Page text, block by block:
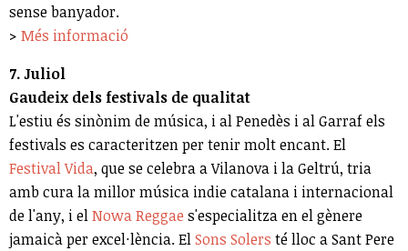
sense banyador.
> Més informació
7. Juliol
Gaudeix dels festivals de qualitat
L'estiu és sinònim de música, i al Penedès i al Garraf els
festivals es caracteritzen per tenir molt encant. El
Festival Vida, que se celebra a Vilanova i la Geltrú, tria
amb cura la millor música indie catalana i internacional
de l'any, i elNowa Reggae s'especialitza en el gènere
jamaicà per excel·lència. ElSons Solers té lloc a Sant Pere